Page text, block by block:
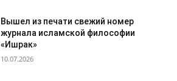
Вышел из печати свежий номер
журнала исламской философии
«Ишрак»
10.07.2026